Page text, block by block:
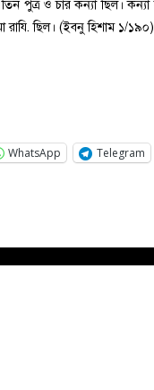
রাযি. ছিল। (ইবনু হিশাম ১/১৯০)
WhatsApp Telegram